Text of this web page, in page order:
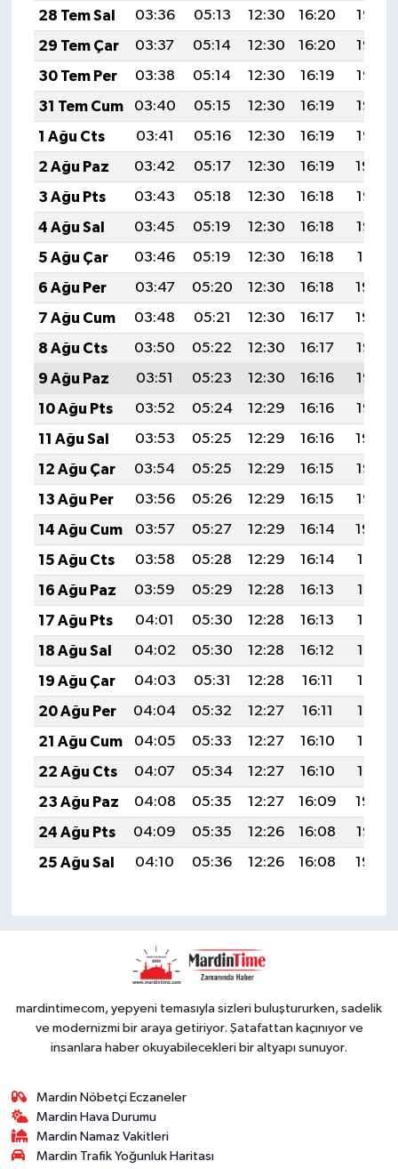
28 Tem Sal
03:36 05:13 12:30 16:20
19:38
29 Tem Çar
03:37 05:14 12:30 16:20
19:37
30 Tem Per
03:38 05:14 12:30 16:19
19:36
31 Tem Cum
03:40 05:15 12:30 16:19
19:36
1 Ağu Cts
03:41 05:16 12:30 16:19
19:35
2 Ağu Paz
03:42 05:17 12:30 16:19
19:34
3 Ağu Pts
03:43 05:18 12:30 16:18
19:33
4 Ağu Sal
03:45 05:19 12:30 16:18
19:32
5 Ağu Çar
03:46 05:19 12:30 16:18
19:31
6 Ağu Per
03:47 05:20 12:30 16:18
19:30
7 Ağu Cum
03:48 05:21 12:30 16:17
19:29
8 Ağu Cts
03:50 05:22 12:30 16:17
19:27
9 Ağu Paz
03:51 05:23 12:30 16:16
19:26
10 Ağu Pts
03:52 05:24 12:29 16:16
19:25
11 Ağu Sal
03:53 05:25 12:29 16:16
19:24
12 Ağu Çar
03:54 05:25 12:29 16:15
19:23
13 Ağu Per
03:56 05:26 12:29 16:15
19:22
14 Ağu Cum
03:57 05:27 12:29 16:14
19:20
15 Ağu Cts
03:58 05:28 12:29 16:14
19:19
16 Ağu Paz
03:59 05:29 12:28 16:13
19:18
17 Ağu Pts
04:01 05:30 12:28 16:13
19:17
18 Ağu Sal
04:02 05:30 12:28 16:12
19:15
19 Ağu Çar
04:03 05:31 12:28 16:11
19:14
20 Ağu Per
04:04 05:32 12:27 16:11
19:13
21 Ağu Cum
04:05 05:33 12:27 16:10
19:12
22 Ağu Cts
04:07 05:34 12:27 16:10
19:10
23 Ağu Paz
04:08 05:35 12:27 16:09
19:09
24 Ağu Pts
04:09 05:35 12:26 16:08
19:07
25 Ağu Sal
04:10 05:36 12:26 16:08 19:06
mardintimecom, yepyeni temasıyla sizleri buluştururken, sadelik
ve modernizmi bir araya getiriyor. Şatafattan kaçınıyor ve
insanlara haber okuyabilecekleri bir altyapı sunuyor.
Mardin Nöbetçi Eczaneler
Mardin Hava Durumu
Mardin Namaz Vakitleri
Mardin Trafik Yoğunluk Haritası